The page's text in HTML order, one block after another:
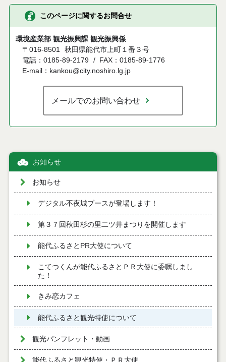
このページに関するお問合せ
環境産業部 観光振興課 観光振興係
〒016-8501 秋田県能代市上町１番３号
電話：0185-89-2179
FAX：0185-89-1776
E-mail：kankou@city.noshiro.lg.jp
メールでのお問い合わせ
お知らせ
お知らせ
デジタル不夜城ブースが登場します！
第３７回秋田杉の里二ツ井まつりを開催します
能代ふるさとPR大使について
こてつくんが能代ふるさとＰＲ大使に委嘱しまし
た！
きみ恋カフェ
能代ふるさと観光特使について
観光パンフレット・動画
能代ふるさと観光特使・ＰＲ大使